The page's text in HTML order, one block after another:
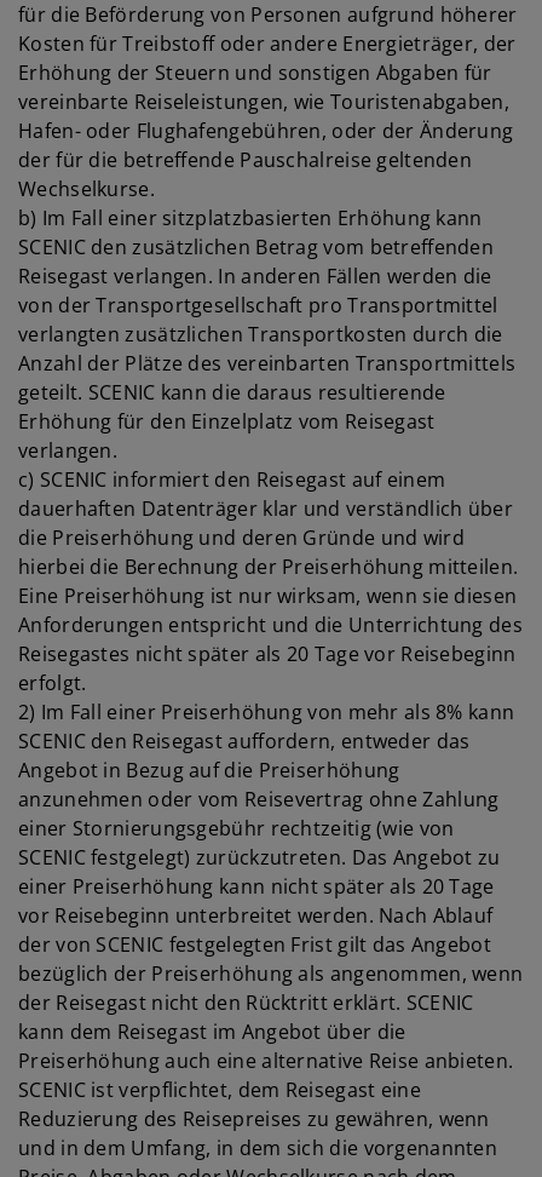
für die Beförderung von Personen aufgrund höherer
Kosten für Treibstoff oder andere Energieträger, der
Erhöhung der Steuern und sonstigen Abgaben für
vereinbarte Reiseleistungen, wie Touristenabgaben,
Hafen- oder Flughafengebühren, oder der Änderung
der für die betreffende Pauschalreise geltenden
Wechselkurse.
b) Im Fall einer sitzplatzbasierten Erhöhung kann
SCENIC den zusätzlichen Betrag vom betreffenden
Reisegast verlangen. In anderen Fällen werden die
von der Transportgesellschaft pro Transportmittel
verlangten zusätzlichen Transportkosten durch die
Anzahl der Plätze des vereinbarten Transportmittels
geteilt. SCENIC kann die daraus resultierende
Erhöhung für den Einzelplatz vom Reisegast
verlangen.
c) SCENIC informiert den Reisegast auf einem
dauerhaften Datenträger klar und verständlich über
die Preiserhöhung und deren Gründe und wird
hierbei die Berechnung der Preiserhöhung mitteilen.
Eine Preiserhöhung ist nur wirksam, wenn sie diesen
Anforderungen entspricht und die Unterrichtung des
Reisegastes nicht später als 20 Tage vor Reisebeginn
erfolgt.
2) Im Fall einer Preiserhöhung von mehr als 8% kann
SCENIC den Reisegast auffordern, entweder das
Angebot in Bezug auf die Preiserhöhung
anzunehmen oder vom Reisevertrag ohne Zahlung
einer Stornierungsgebühr rechtzeitig (wie von
SCENIC festgelegt) zurückzutreten. Das Angebot zu
einer Preiserhöhung kann nicht später als 20 Tage
vor Reisebeginn unterbreitet werden. Nach Ablauf
der von SCENIC festgelegten Frist gilt das Angebot
bezüglich der Preiserhöhung als angenommen, wenn
der Reisegast nicht den Rücktritt erklärt. SCENIC
kann dem Reisegast im Angebot über die
Preiserhöhung auch eine alternative Reise anbieten.
SCENIC ist verpflichtet, dem Reisegast eine
Reduzierung des Reisepreises zu gewähren, wenn
und in dem Umfang, in dem sich die vorgenannten